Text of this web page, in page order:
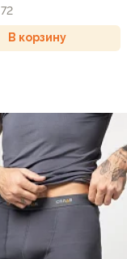
72
В корзину